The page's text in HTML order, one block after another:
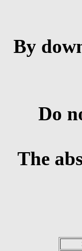
By
Do
The